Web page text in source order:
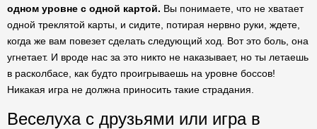
одном уровне с одной картой. Вы понимаете, что не хватает
одной треклятой карты, и сидите, потирая нервно руки, ждете,
когда же вам повезет сделать следующий ход. Вот это боль, она
угнетает. И вроде нас за это никто не наказывает, но ты летаешь
в расколбасе, как будто проигрываешь на уровне боссов!
Никакая игра не должна приносить такие страдания.
Веселуха с друзьями или игра в